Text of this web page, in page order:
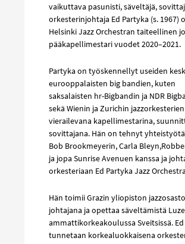
vaikuttava pasunisti, säveltäjä,
orkesterinjohtaja Ed Partyka (s. 1967)
Helsinki Jazz Orchestran taiteellinen
pääkapellimestari vuodet 2020–2021.
Partyka on työskennellyt useiden
eurooppalaisten big bandien, kuten
saksalaisten hr-Bigbandin ja NDR
sekä Wienin ja Zurichin
vierailevana kapellimestarina,
sovittajana. Hän on tehnyt
Bob Brookmeyerin, Carla
ja jopa Sunrise Avenuen kanssa ja
orkesteriaan Ed Partyka Jazz
Hän toimii Grazin yliopiston
johtajana ja opettaa säveltämistä
ammattikorkeakoulussa Sveitsissä.
tunnetaan korkealuokkaisena